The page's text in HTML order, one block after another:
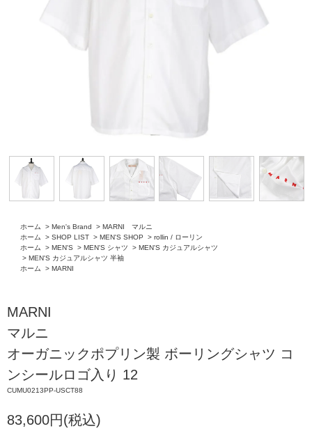
ホーム > Men's Brand > MARNI マルニ
ホーム
> SHOP LIST > MEN'S SHOP > rollin / ローリン
ホーム
> MEN'S > MEN'S シャツ > MEN'S カジュアルシャツ
> MEN'S カジュアルシャツ 半袖
ホーム
> MARNI
MARNI
マルニ
オーガニックポプリン製 ボーリングシャツ コ
ンシールロゴ入り 12
CUMU0213PP-USCT88
83,600円(税込)